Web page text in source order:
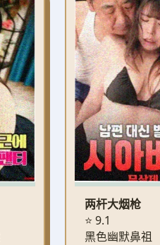
两杆大烟枪
⭐ 9.1
黑色幽默鼻祖